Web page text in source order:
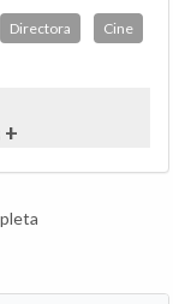
Directora Cine